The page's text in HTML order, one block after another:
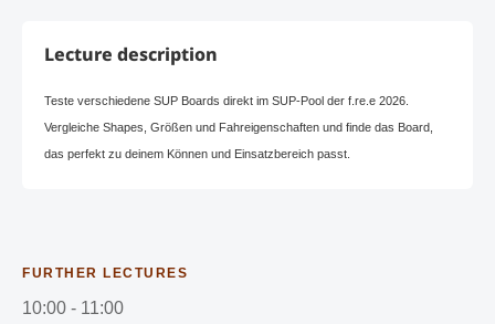
Lecture description
Teste verschiedene SUP Boards direkt im SUP-Pool der f.re.e 2026.
Vergleiche Shapes, Größen und Fahreigenschaften und finde das Board,
das perfekt zu deinem Können und Einsatzbereich passt.
FURTHER LECTURES
10:00 - 11:00